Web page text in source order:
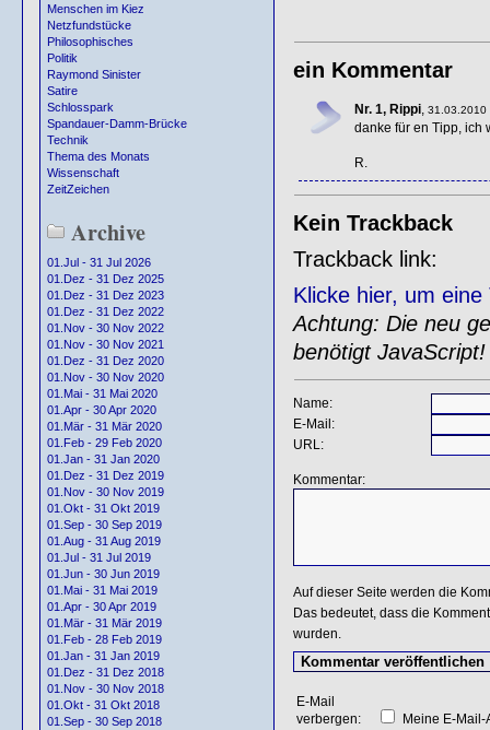
Menschen im Kiez
Netzfundstücke
Philosophisches
Politik
Raymond Sinister
Satire
Schlosspark
Spandauer-Damm-Brücke
Technik
Thema des Monats
Wissenschaft
ZeitZeichen
Archive
01.Jul - 31 Jul 2026
01.Dez - 31 Dez 2025
01.Dez - 31 Dez 2023
01.Dez - 31 Dez 2022
01.Nov - 30 Nov 2022
01.Nov - 30 Nov 2021
01.Dez - 31 Dez 2020
01.Nov - 30 Nov 2020
01.Mai - 31 Mai 2020
01.Apr - 30 Apr 2020
01.Mär - 31 Mär 2020
01.Feb - 29 Feb 2020
01.Jan - 31 Jan 2020
01.Dez - 31 Dez 2019
01.Nov - 30 Nov 2019
01.Okt - 31 Okt 2019
01.Sep - 30 Sep 2019
01.Aug - 31 Aug 2019
01.Jul - 31 Jul 2019
01.Jun - 30 Jun 2019
01.Mai - 31 Mai 2019
01.Apr - 30 Apr 2019
01.Mär - 31 Mär 2019
01.Feb - 28 Feb 2019
01.Jan - 31 Jan 2019
01.Dez - 31 Dez 2018
01.Nov - 30 Nov 2018
01.Okt - 31 Okt 2018
01.Sep - 30 Sep 2018
ein Kommentar
Nr. 1, Rippi, 31.03.2010
danke für en Tipp, ich
R.
Kein Trackback
Trackback link:
Klicke hier, um
Achtung: Die neu
benötigt JavaScript!
Name:
E-Mail:
URL:
Kommentar:
Auf dieser Seite werden die
Das bedeutet, dass die
wurden.
E-Mail
verbergen:
Meine E-